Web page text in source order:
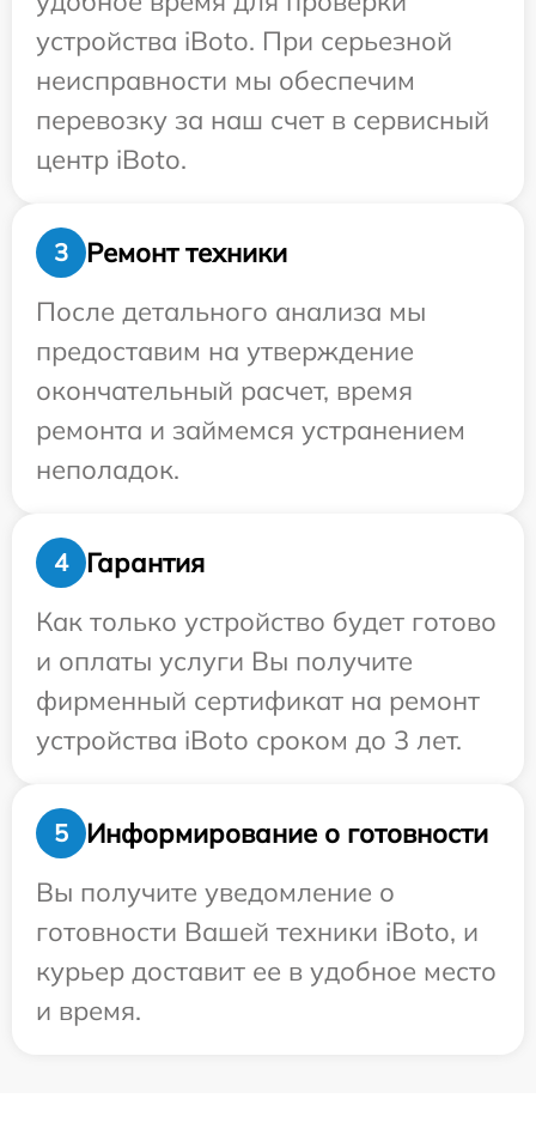
устройства iBoto. При серьезной
неисправности мы обеспечим
перевозку за наш счет в сервисный
центр iBoto.
3
Ремонт техники
После детального анализа мы
предоставим на утверждение
окончательный расчет, время
ремонта и займемся устранением
неполадок.
4
Гарантия
Как только устройство будет готово
и оплаты услуги Вы получите
фирменный сертификат на ремонт
устройства iBoto сроком до 3 лет.
5
Информирование о готовности
Вы получите уведомление о
готовности Вашей техники iBoto, и
курьер доставит ее в удобное место
и время.